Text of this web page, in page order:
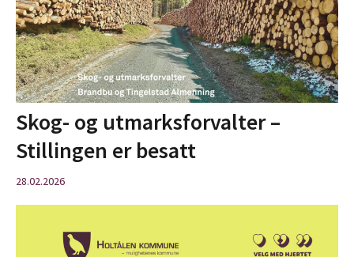
Skog- og utmarksforvalter –
Stillingen er besatt
28.02.2026